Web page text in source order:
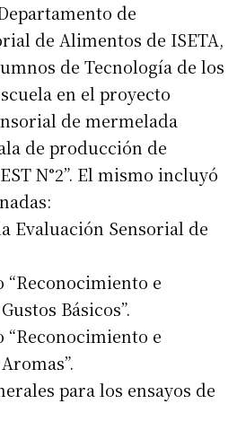
de
de Alimentos de ISETA,
de Tecnología de los
en el proyecto
de mermelada
de producción de
N°2”. El mismo incluyó
Evaluación Sensorial de
“Reconocimiento e
Básicos”.
“Reconocimiento e
para los ensayos de